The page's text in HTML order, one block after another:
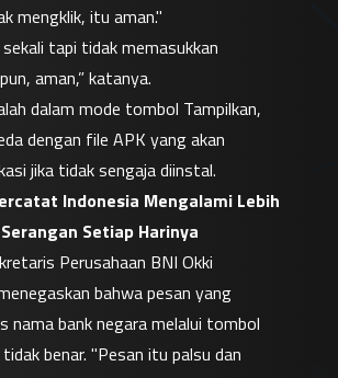
mengklik, itu aman."
sekali tapi tidak memasukkan
aman,” katanya.
dalam mode tombol Tampilkan,
dengan file APK yang akan
jika tidak sengaja diinstal.
Indonesia Mengalami Lebih
Setiap Harinya
Perusahaan BNI Okki
bahwa pesan yang
nama bank negara melalui tombol
benar. "Pesan itu palsu dan